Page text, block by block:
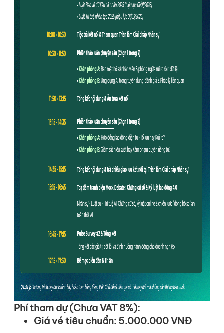
Phítham dự(ChưaVAT 8%):
Giávé tiêu chuẩn: 5.000.000 VNĐ